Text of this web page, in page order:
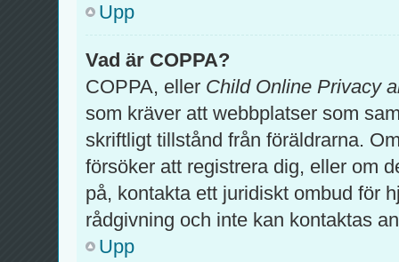
Upp
Vad är COPPA?
COPPA, eller Child Online Privacy
som kräver att webbplatser som
skriftligt tillstånd från föräldrarna.
försöker att registrera dig, eller om
på, kontakta ett juridiskt ombud för
rådgivning och inte kan kontaktas
Upp